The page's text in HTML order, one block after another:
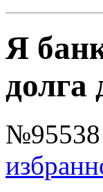
Я
долга
№95538